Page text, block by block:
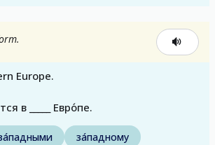
Europe.
в _____ Евро́пе.
за́падному